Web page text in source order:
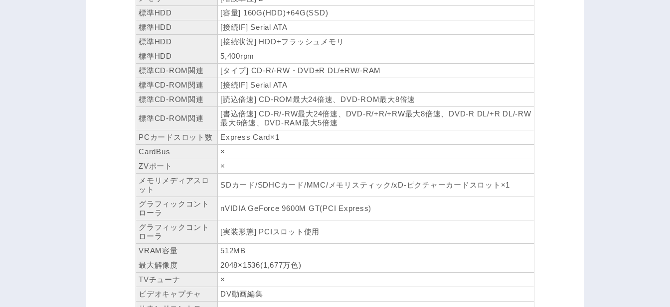
標準HDD
[容量] 160G(HDD)+64G(SSD)
標準HDD
[接続IF] Serial ATA
標準HDD
[接続状況] HDD+フラッシュメモリ
標準HDD
5,400rpm
標準CD-ROM関連
[タイプ] CD-R/-RW・DVD±R DL/±RW/-RAM
標準CD-ROM関連
[接続IF] Serial ATA
標準CD-ROM関連
[読込倍速] CD-ROM最大24倍速、DVD-ROM最大8倍速
標準CD-ROM関連
[書込倍速] CD-R/-RW最大24倍速、DVD-R/+R/+RW最大8倍速、DVD-R DL/+R DL/-RW
最大6倍速、DVD-RAM最大5倍速
PCカードスロット数
Express Card×1
CardBus
×
ZVポート
×
メモリメディアスロ
ット
SDカード/SDHCカード/MMC/メモリスティック/xD-ピクチャーカードスロット×1
グラフィックコント
ローラ
nVIDIA GeForce 9600M GT(PCI Express)
グラフィックコント
ローラ
[実装形態] PCIスロット使用
VRAM容量
512MB
最大解像度
2048×1536(1,677万色)
TVチューナ
×
ビデオキャプチャ
DV動画編集